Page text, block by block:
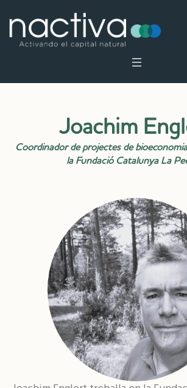
Joachim
Coordinador de projectes de
la Fundació Catalunya La